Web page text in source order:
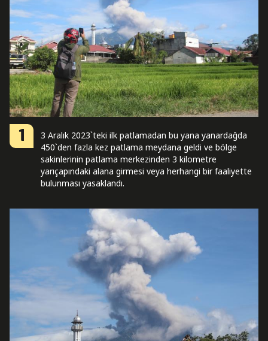
1
3 Aralık 2023`teki ilk patlamadan bu yana yanardağda
450`den fazla kez patlama meydana geldi ve bölge
sakinlerinin patlama merkezinden 3 kilometre
yarıçapındaki alana girmesi veya herhangi bir faaliyette
bulunması yasaklandı.